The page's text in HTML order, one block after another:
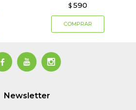
$ 590
  
Newsletter